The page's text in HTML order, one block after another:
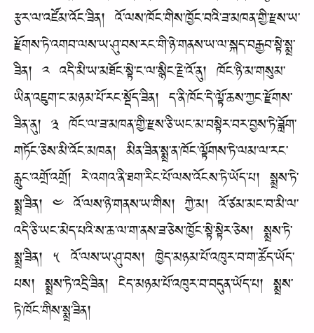
རྩར་ལ་འཛོམ་འོང་ཟིན། འོ་ལས་ཁོང་གིས་ཁྱོང་བའི་ཟ་མཁན་གྱི་རྫས་ཡ་
རྫོགས་ཏེ་འགབ་ལས་ཡ་ཤུ་བས་རང་གི་ཉེ་གནས་ཡ་ལ་སྐད་བརྒྱབ་སྟེ་སྨྲ་
ཟིན། ༢ འདི་མི་ཡ་མཐོང་སྟེ་ང་ལ་སྙིང་རྗེ་འོ་ནུ། ཁོང་ཉི་མ་གསུམ་
ཡིན་འཇུག་ང་མཉམ་པོ་རང་སྡོད་ཟིན། ད་ནི་ཁོང་དེ་ལྟོ་ཆས་ཀྱང་རྫོགས་
ཟིན་ནུ། ༣ ཁོང་ལ་ཟ་མཁན་གྱི་རྫས་ཅི་ཡང་མ་བསྟེར་བར་བྱས་ཏེ་ཟློག་
གཏོང་ཅེས་མི་འོང་མཁན། མིན་ཟིན་སྨྲ་ན་ཁོང་ལྟོགས་ཏེ་ལམ་ལ་རང་
རླུང་འགྲོ་འགྲོ། རེ་འགའ་ནི་ཐག་རིང་པོ་ལས་འོངས་ཏེ་ཡོད་པ། སྨྲས་ཏེ་
སྨྲ་ཟིན། ༤ འོ་ལས་ཉེ་གནས་ཡ་གིས། ཀྱེ་མ། འོ་ཙམ་མང་བ་མི་ལ་
འདི་ཅི་ཡང་མེད་པའི་ས་ཆ་ལ་ག་ནས་ཟ་ཅེས་ཁྱོང་སྟེ་སྟེར་ཅེས། སྨྲས་ཏེ་
སྨྲ་ཟིན། ༥ འོ་ལས་ཡ་ཤུ་བས། ཁྱེད་མཉམ་པོ་འཁུར་བ་ག་ཚོད་ཡོད་
པས། སྨྲས་ཏེ་འདྲི་ཟིན། ངེད་མཉམ་པོ་འཁུར་བ་བདུན་ཡོད་པ། སྨྲས་
ཏེ་ཁོང་གིས་སྨྲ་ཟིན།